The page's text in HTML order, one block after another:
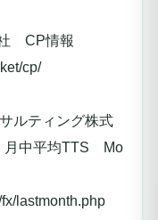
CP情報
cp/
ルティング株式
月中平均TTS Mo
lastmonth.php